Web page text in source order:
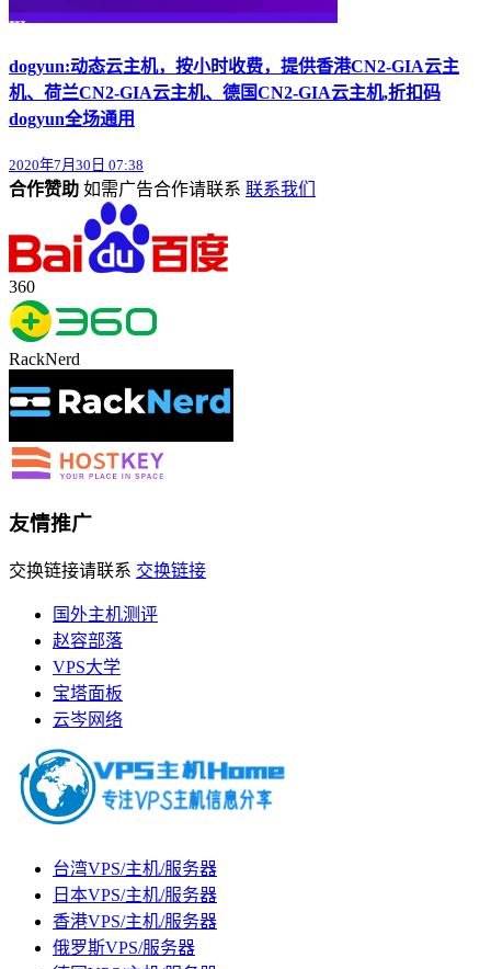
dogyun:动态云主机，按小时收费，提供香港CN2-GIA云主
机、荷兰CN2-GIA云主机、德国CN2-GIA云主机,折扣码
dogyun全场通用
2020年7月30日 07:38
合作赞助 如需广告合作请联系 联系我们
360
RackNerd
友情推广
交换链接请联系 交换链接
国外主机测评
赵容部落
VPS大学
宝塔面板
云岑网络
台湾VPS/主机/服务器
日本VPS/主机/服务器
香港VPS/主机/服务器
俄罗斯VPS/服务器